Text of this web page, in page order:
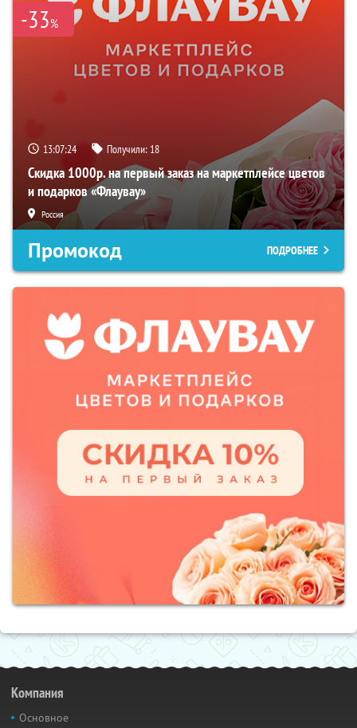
-33%
13:07:23 Получили: 18
Скидка 1000р. на первый заказ на маркетплейсе цветов
и подарков «Флаувау»
Россия
Промокод ПОДРОБНЕЕ
Компания
Основное